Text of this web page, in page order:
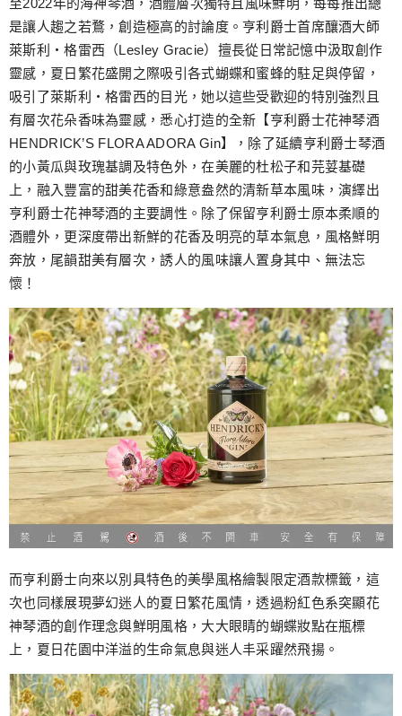
是讓人趨之若鶩，創造極高的討論度。亨利爵士首席釀酒大師
萊斯利・格雷西（Lesley Gracie）擅長從日常記憶中汲取創作
靈感，夏日繁花盛開之際吸引各式蝴蝶和蜜蜂的駐足與停留，
吸引了萊斯利・格雷西的目光，她以這些受歡迎的特別強烈且
有層次花朵香味為靈感，悉心打造的全新【亨利爵士花神琴酒
HENDRICK’S FLORA ADORA Gin】，除了延續亨利爵士琴酒
的小黃瓜與玫瑰基調及特色外，在美麗的杜松子和芫荽基礎
上，融入豐富的甜美花香和綠意盎然的清新草本風味，演繹出
亨利爵士花神琴酒的主要調性。除了保留亨利爵士原本柔順的
酒體外，更深度帶出新鮮的花香及明亮的草本氣息，風格鮮明
奔放，尾韻甜美有層次，誘人的風味讓人置身其中、無法忘
懷！
而亨利爵士向來以別具特色的美學風格繪製限定酒款標籤，這
次也同樣展現夢幻迷人的夏日繁花風情，透過粉紅色系突顯花
神琴酒的創作理念與鮮明風格，大大眼睛的蝴蝶妝點在瓶標
上，夏日花園中洋溢的生命氣息與迷人丰采躍然飛揚。